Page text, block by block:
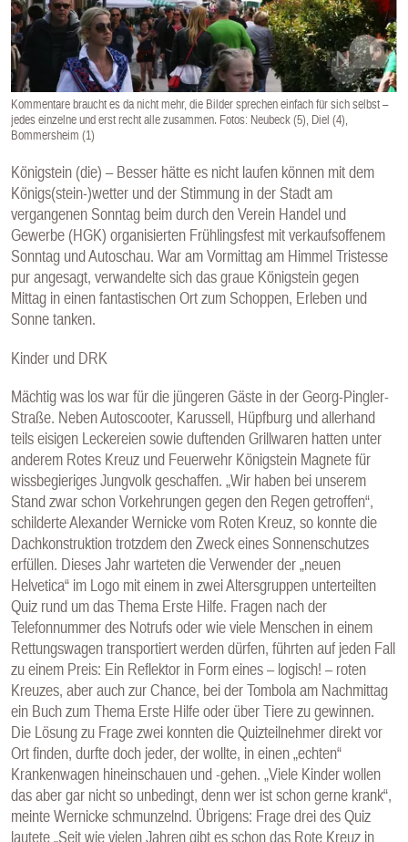
Kommentare braucht es da nicht mehr, die Bilder sprechen einfach für sich selbst –
jedes einzelne und erst recht alle zusammen. Fotos: Neubeck (5), Diel (4),
Bommersheim (1)
Königstein (die) – Besser hätte es nicht laufen können mit dem
Königs(stein-)wetter und der Stimmung in der Stadt am
vergangenen Sonntag beim durch den Verein Handel und
Gewerbe (HGK) organisierten Frühlingsfest mit verkaufsoffenem
Sonntag und Autoschau. War am Vormittag am Himmel Tristesse
pur angesagt, verwandelte sich das graue Königstein gegen
Mittag in einen fantastischen Ort zum Schoppen, Erleben und
Sonne tanken.
Kinder und DRK
Mächtig was los war für die jüngeren Gäste in der Georg-Pingler-
Straße. Neben Autoscooter, Karussell, Hüpfburg und allerhand
teils eisigen Leckereien sowie duftenden Grillwaren hatten unter
anderem Rotes Kreuz und Feuerwehr Königstein Magnete für
wissbegieriges Jungvolk geschaffen. „Wir haben bei unserem
Stand zwar schon Vorkehrungen gegen den Regen getroffen“,
schilderte Alexander Wernicke vom Roten Kreuz, so konnte die
Dachkonstruktion trotzdem den Zweck eines Sonnenschutzes
erfüllen. Dieses Jahr warteten die Verwender der „neuen
Helvetica“ im Logo mit einem in zwei Altersgruppen unterteilten
Quiz rund um das Thema Erste Hilfe. Fragen nach der
Telefonnummer des Notrufs oder wie viele Menschen in einem
Rettungswagen transportiert werden dürfen, führten auf jeden Fall
zu einem Preis: Ein Reflektor in Form eines – logisch! – roten
Kreuzes, aber auch zur Chance, bei der Tombola am Nachmittag
ein Buch zum Thema Erste Hilfe oder über Tiere zu gewinnen.
Die Lösung zu Frage zwei konnten die Quizteilnehmer direkt vor
Ort finden, durfte doch jeder, der wollte, in einen „echten“
Krankenwagen hineinschauen und -gehen. „Viele Kinder wollen
das aber gar nicht so unbedingt, denn wer ist schon gerne krank“,
meinte Wernicke schmunzelnd. Übrigens: Frage drei des Quiz
lautete „Seit wie vielen Jahren gibt es schon das Rote Kreuz in
E
N